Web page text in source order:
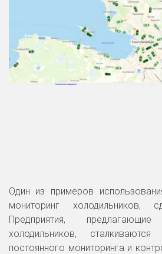
Один из примеров
мониторинг холодильников,
Предприятия,
холодильников,
постоянного мониторинга и